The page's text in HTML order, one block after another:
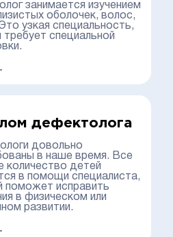
занимается изучением
оболочек, волос,
узкая специальность,
требует специальной
дефектолога
довольно
в наше время. Все
количество детей
в помощи специалиста,
поможет исправить
в физическом или
развитии.